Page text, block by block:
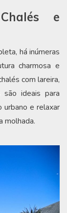
e
há inúmeras
charmosa e
com lareira,
ideais para
urbano e relaxar
molhada.